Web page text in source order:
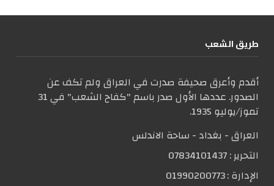
طریق الشعب
أقدم وأعرق صحيفة صدرت في العراق ولم تكف عن
الصدور. عددها الأول صدر باسم "كفاح الشعب" في 31
تموز/يوليو 1935.
العراق - بغداد - ساحة الاندلس
التحریر :07834101437
الإدارة :01990200773